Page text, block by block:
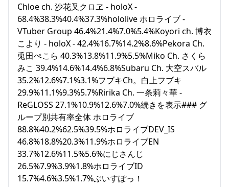
Chloe ch. 沙花叉クロヱ - holoX -
68.4%38.3%40.4%37.3%hololive ホロライブ -
VTuber Group 46.4%21.4%7.0%5.4%Koyori ch. 博衣
こより - holoX - 42.4%16.7%14.2%8.6%Pekora Ch.
兎田ぺこら 40.3%13.8%11.9%5.5%Miko Ch. さくら
みこ 39.4%14.6%14.4%6.8%Subaru Ch. 大空スバル
35.2%12.6%7.1%3.1%フブキCh。白上フブキ
29.9%11.1%9.3%5.7%Ririka Ch. 一条莉々華 ‐
ReGLOSS 27.1%10.9%12.6%7.0%続きを表示### グ
ループ別共有率全体 ホロライブ
88.8%40.2%62.5%39.5%ホロライブDEV_IS
46.8%18.8%20.3%11.9%ホロライブEN
33.7%12.6%11.5%5.6%にじさんじ
26.5%7.9%3.9%1.8%ホロライブID
15.7%4.6%3.5%1.7%ぶいすぽっ！